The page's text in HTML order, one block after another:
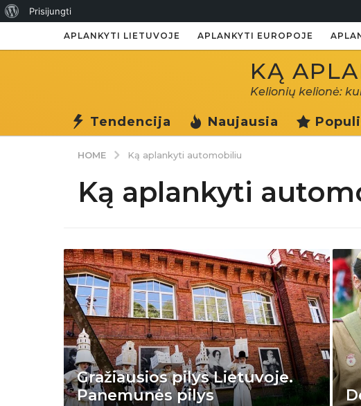
ApiePrisijungti
APLANKYTI LIETUVOJE APLANKYTI EUROPOJE
KĄ
Kelionių kelionė:
Tendencija Naujausia
HOME Ką aplankyti automobiliu
Ką aplankyti
Gražiausios pilys Lietuvoje.
Panemunės pilys